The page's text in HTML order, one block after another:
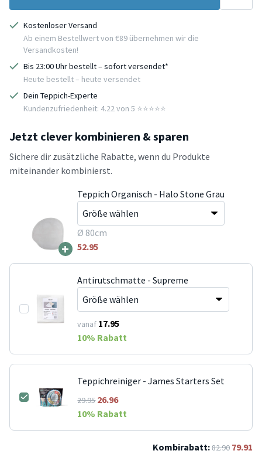
Kostenloser Versand
Ab einem Bestellwert von €89 übernehmen wir die
Versandkosten!
Bis 23:00 Uhr bestellt – sofort versendet*
Heute bestellt – heute versendet
Dein Teppich-Experte
Kundenzufriedenheit: 4.22 von 5 ⭐️⭐️⭐️⭐️⭐️
Jetzt clever kombinieren & sparen
Sichere dir zusätzliche Rabatte, wenn du Produkte
miteinander kombinierst.
+
Teppich Organisch - Halo Stone Grau
Ø 80cm
52.95
Antirutschmatte - Supreme
vanaf 17.95
10% Rabatt
Teppichreiniger - James Starters Set
29.9526.96
10% Rabatt
Kombirabatt:82.90 79.91